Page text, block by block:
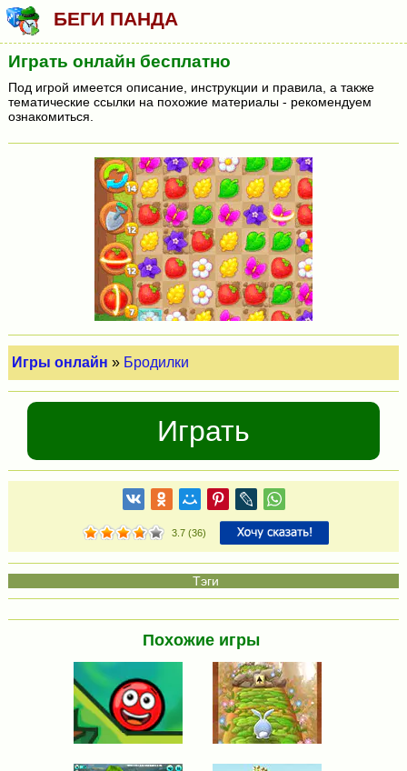
БЕГИ ПАНДА
Играть онлайн бесплатно
Под игрой имеется описание, инструкции и правила, а также
тематические ссылки на похожие материалы - рекомендуем
ознакомиться.
Игры онлайн » Бродилки
Играть
3.7(36)
Похожие игры